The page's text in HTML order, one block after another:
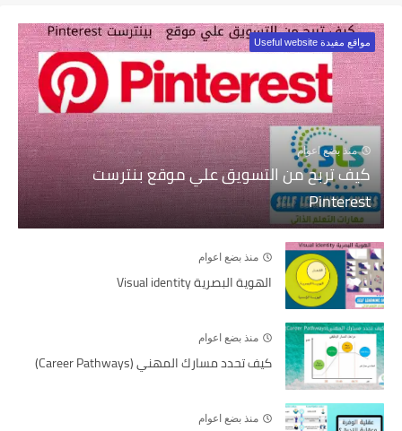
مواقع مفيدة Useful website
منذ بضع اعوام
كيف تربح من التسويق علي موقع بنترست
Pinterest
منذ بضع اعوام
الهوية البصرية Visual identity
منذ بضع اعوام
كيف تحدد مسارك المهني (Career Pathways)
منذ بضع اعوام